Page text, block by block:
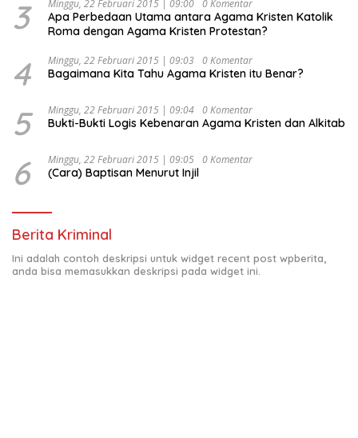
3 Minggu, 22 Februari 2015 | 09:00 0 Komentar
Apa Perbedaan Utama antara Agama Kristen Katolik
Roma dengan Agama Kristen Protestan?
4 Minggu, 22 Februari 2015 | 09:03 0 Komentar
Bagaimana Kita Tahu Agama Kristen itu Benar?
5 Minggu, 22 Februari 2015 | 09:04 0 Komentar
Bukti-Bukti Logis Kebenaran Agama Kristen dan Alkitab
6 Minggu, 22 Februari 2015 | 09:05 0 Komentar
(Cara) Baptisan Menurut Injil
Berita Kriminal
Ini adalah contoh deskripsi untuk widget recent post wpberita,
anda bisa memasukkan deskripsi pada widget ini.